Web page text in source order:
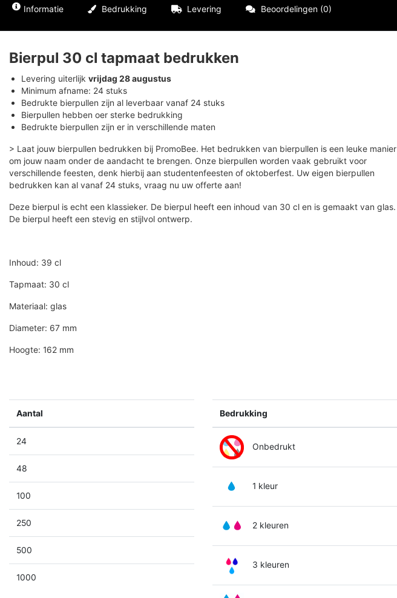
Informatie Bedrukking Levering Beoordelingen (0)
Bierpul 30 cl tapmaat bedrukken
Levering uiterlijk vrijdag 28 augustus
Minimum afname: 24 stuks
Bedrukte bierpullen zijn al leverbaar vanaf 24 stuks
Bierpullen hebben oer sterke bedrukking
Bedrukte bierpullen zijn er in verschillende maten
> Laat jouw bierpullen bedrukken bij PromoBee. Het bedrukken van bierpullen is een leuke manier
om jouw naam onder de aandacht te brengen. Onze bierpullen worden vaak gebruikt voor
verschillende feesten, denk hierbij aan studentenfeesten of oktoberfest. Uw eigen bierpullen
bedrukken kan al vanaf 24 stuks, vraag nu uw offerte aan!
Deze bierpul is echt een klassieker. De bierpul heeft een inhoud van 30 cl en is gemaakt van glas.
De bierpul heeft een stevig en stijlvol ontwerp.
Inhoud: 39 cl
Tapmaat: 30 cl
Materiaal: glas
Diameter: 67 mm
Hoogte: 162 mm
Aantal
24
48
100
250
500
1000
Bedrukking
Onbedrukt
1 kleur
2 kleuren
3 kleuren